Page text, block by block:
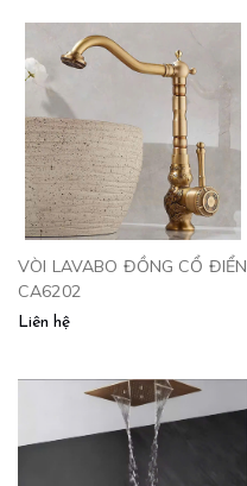
VÒI LAVABO ĐỒNG CỔ ĐIỂN
CA6202
Liên hệ